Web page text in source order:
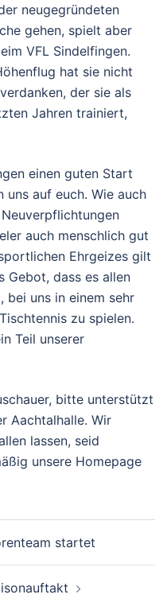
neugegründeten
gehen, spielt aber
VFL Sindelfingen.
hat sie nicht
der sie als
Jahren trainiert,
einen guten Start
uns auf euch. Wie auch
auch menschlich gut
Ehrgeizes gilt
Gebot, dass es allen
bei uns in einem sehr
zu spielen.
Teil unserer
bitte unterstützt
Aachtalhalle. Wir
lassen, seid
unsere Homepage
startet